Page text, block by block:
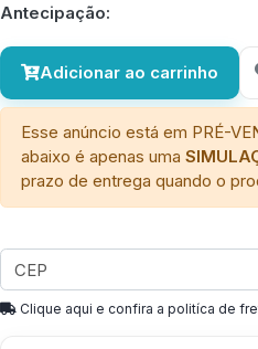
Antecipação:
Adicionar ao carrinho
Esse anúncio está em PRÉ-
abaixo é apenas uma
prazo de entrega quando o
Clique aqui e confira a politíca de